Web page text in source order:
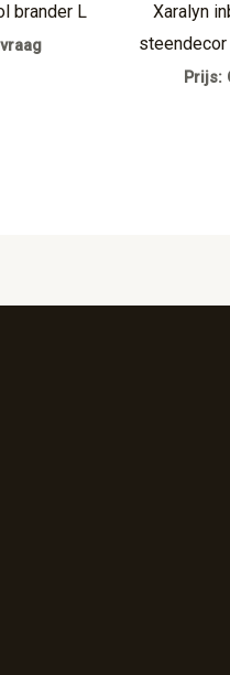
brander L
Xaralyn
steendecor
Prijs: